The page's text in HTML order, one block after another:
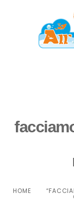
HOME